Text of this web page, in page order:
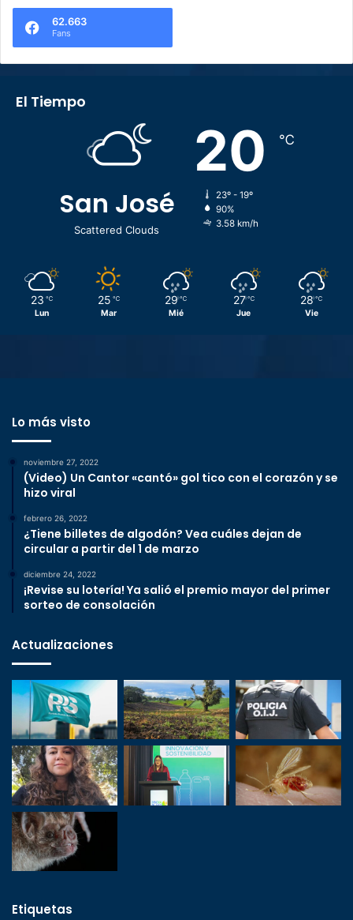
62.663
Fans
El Tiempo
San José
Scattered Clouds
20 ℃
23º - 19º
90%
3.58 km/h
23 ℃
Lun
25 ℃
Mar
29 ℃
Mié
27 ℃
Jue
28 ℃
Vie
Lo más visto
noviembre 27, 2022
(Video) Un Cantor «cantó» gol tico con el corazón y se
hizo viral
febrero 26, 2022
¿Tiene billetes de algodón? Vea cuáles dejan de
circular a partir del 1 de marzo
diciembre 24, 2022
¡Revise su lotería! Ya salió el premio mayor del primer
sorteo de consolación
Actualizaciones
Etiquetas